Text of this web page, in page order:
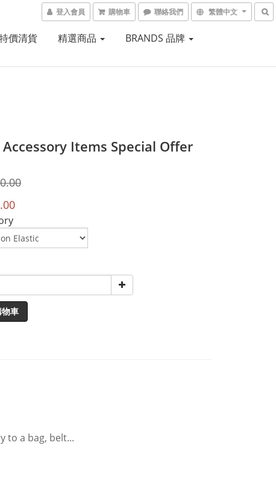
登入會員 購物車 聯絡我們 繁體中文
價清貨 精選商品 BRANDS 品牌
Accessory Items Special Offer
車
to a bag, belt...